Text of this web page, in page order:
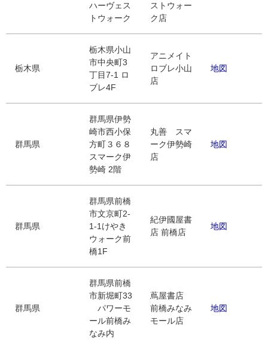
ハーヴェス
トウォーク
ストウォー
ク店
栃木県
栃木県小山
市中央町3
丁目7-1 ロ
ブレ4F
アニメイト
ロブレ小山
店
地図
群馬県
群馬県伊勢
崎市西小保
方町３６８
スマーク伊
勢崎 2階
丸善 スマ
ーク伊勢崎
店
地図
群馬県
群馬県前橋
市文京町2-
1-1けやき
ウォーク前
橋1F
紀伊國屋書
店 前橋店
地図
群馬県
群馬県前橋
市新堀町33
パワーモ
ール前橋み
なみ内
蔦屋書店
前橋みなみ
モール店
地図